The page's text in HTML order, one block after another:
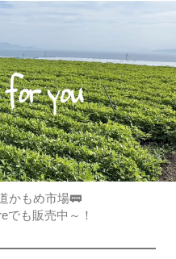
かもめ市場🚃
でも販売中～！